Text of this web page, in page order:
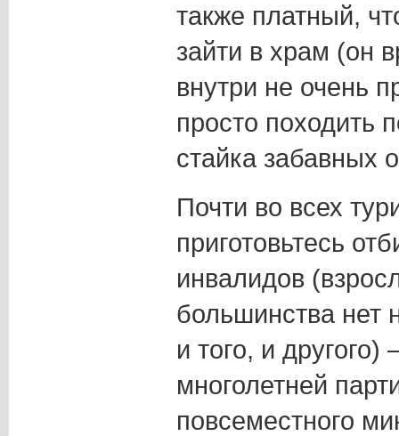
также платный,
зайти в храм (он
внутри не очень
просто походить
стайка забавных
Почти во всех
приготовьтесь
инвалидов
большинства нет
и того, и другого)
многолетней
повсеместного